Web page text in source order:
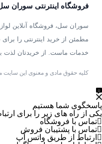
فروشگاه اینترنتی سوران
سوران سل، فروشگاه آنلاین
مطمئن از خرید اینترنتی را
خدمات ماست. از خریدتان لذت
کلیه حقوق مادی و معنوی این
پاسخگوی شما هستیم
یکی از راه های زیر را برای
تماس با فروشگاه
تماس با پشتیبان فروش
ارتباط از طریق واتس آپ